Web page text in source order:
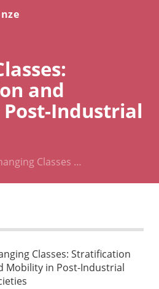
and
Industrial
Classes …
Classes: Stratification
Mobility in Post-Industrial